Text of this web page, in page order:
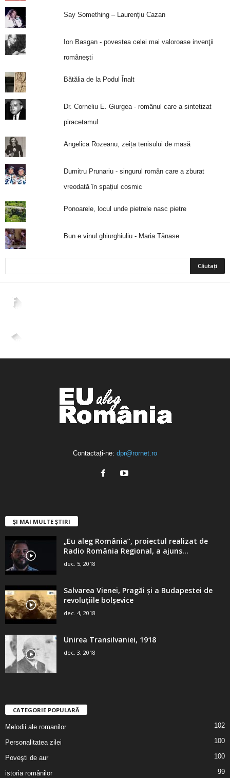
Say Something – Laurenţiu Cazan
Ion Basgan - povestea celei mai valoroase invenţii
româneşti
Bătălia de la Podul Înalt
Dr. Corneliu E. Giurgea - românul care a sintetizat
piracetamul
Angelica Rozeanu, zeița tenisului de masă
Dumitru Prunariu - singurul român care a zburat
vreodată în spațiul cosmic
Ponoarele, locul unde pietrele nasc pietre
Bun e vinul ghiurghiuliu - Maria Tănase
2,265
4,400
Contactați-ne: dpr@rornet.ro
ȘI MAI MULTE ȘTIRI
„Eu aleg România”, proiectul realizat de
Radio România Regional, a ajuns...
dec. 5, 2018
Salvarea Vienei, Pragăi şi a Budapestei de
revoluţiile bolşevice
dec. 4, 2018
Unirea Transilvaniei, 1918
dec. 3, 2018
CATEGORIE POPULARĂ
Melodii ale romanilor 102
Personalitatea zilei 100
Poveşti de aur 100
istoria românilor 99